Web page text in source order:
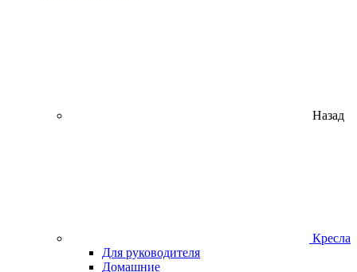
Назад
Кресла
Для руководителя
Домашние